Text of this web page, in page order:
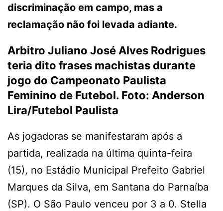
discriminação em campo, mas a
reclamação não foi levada adiante.
Arbitro Juliano José Alves Rodrigues
teria dito frases machistas durante
jogo do Campeonato Paulista
Feminino de Futebol. Foto: Anderson
Lira/Futebol Paulista
As jogadoras se manifestaram após a
partida, realizada na última quinta-feira
(15), no Estádio Municipal Prefeito Gabriel
Marques da Silva, em Santana do Parnaíba
(SP). O São Paulo venceu por 3 a 0. Stella